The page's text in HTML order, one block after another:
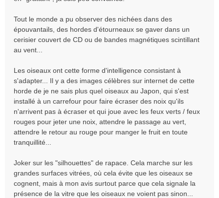
Tout le monde a pu observer des nichées dans des
épouvantails, des hordes d'étourneaux se gaver dans un
cerisier couvert de CD ou de bandes magnétiques scintillant
au vent...
Les oiseaux ont cette forme d'intelligence consistant à
s'adapter... Il y a des images célèbres sur internet de cette
horde de je ne sais plus quel oiseaux au Japon, qui s'est
installé à un carrefour pour faire écraser des noix qu'ils
n'arrivent pas à écraser et qui joue avec les feux verts / feux
rouges pour jeter une noix, attendre le passage au vert,
attendre le retour au rouge pour manger le fruit en toute
tranquillité...
Joker sur les "silhouettes" de rapace. Cela marche sur les
grandes surfaces vitrées, où cela évite que les oiseaux se
cognent, mais à mon avis surtout parce que cela signale la
présence de la vitre que les oiseaux ne voient pas sinon...